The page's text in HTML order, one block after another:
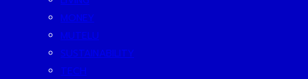
MONEY
MUTELU
SUSTAINABILITY
TECH